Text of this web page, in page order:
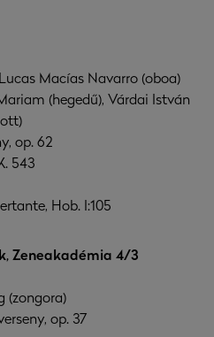
Macías Navarro (oboa)
(hegedű), Várdai István
op. 62
543
Hob. I:105
Zeneakadémia 4/3
(zongora)
op. 37